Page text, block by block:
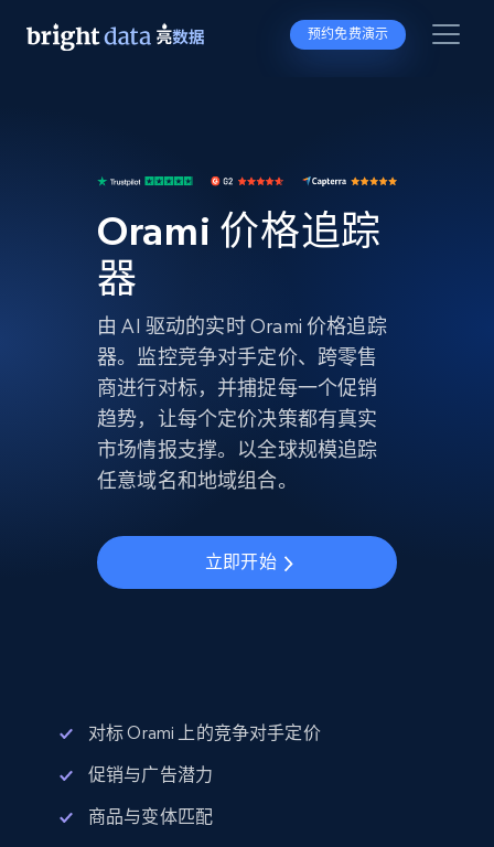
预约免费演示
Orami 价格追踪
器
由 AI 驱动的实时 Orami 价格追踪
器。监控竞争对手定价、跨零售
商进行对标，并捕捉每一个促销
趋势，让每个定价决策都有真实
市场情报支撑。以全球规模追踪
任意域名和地域组合。
立即开始
对标 Orami 上的竞争对手定价
促销与广告潜力
商品与变体匹配